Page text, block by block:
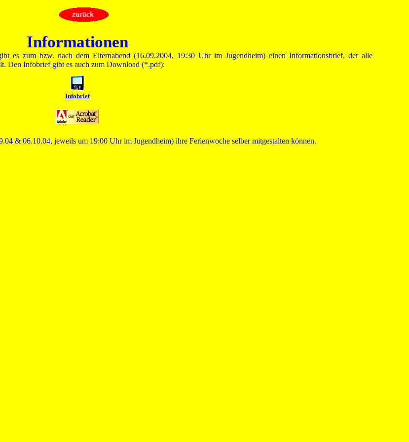
Informationen
es zum bzw. nach dem Elternabend (16.09.2004, 19:30 Uhr im Jugendheim) einen Informationsbrief, der alle
Den Infobrief gibt es auch zum Download (*.pdf):
Infobrief
& 06.10.04, jeweils um 19:00 Uhr im Jugendheim) ihre Ferienwoche selber mitgestalten können.